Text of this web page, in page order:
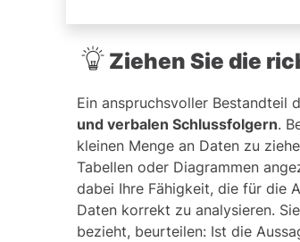
Ziehen Sie die
Ein anspruchsvoller Bestandteil
und verbalen Schlussfolgern.
kleinen Menge an Daten zu
Tabellen oder Diagrammen
dabei Ihre Fähigkeit, die für die
Daten korrekt zu analysieren.
bezieht, beurteilen: Ist die